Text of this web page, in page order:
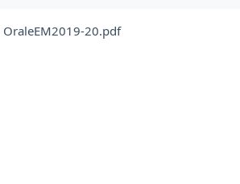
OraleEM2019-20.pdf